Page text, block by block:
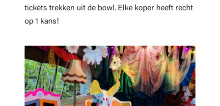
tickets trekken uit de bowl. Elke koper heeft recht
op 1 kans!